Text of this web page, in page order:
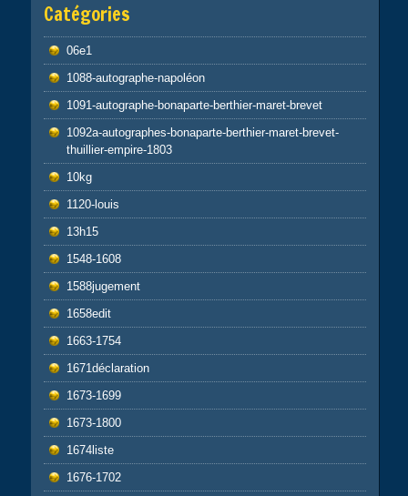
Catégories
06e1
1088-autographe-napoléon
1091-autographe-bonaparte-berthier-maret-brevet
1092a-autographes-bonaparte-berthier-maret-brevet-
thuillier-empire-1803
10kg
1120-louis
13h15
1548-1608
1588jugement
1658edit
1663-1754
1671déclaration
1673-1699
1673-1800
1674liste
1676-1702